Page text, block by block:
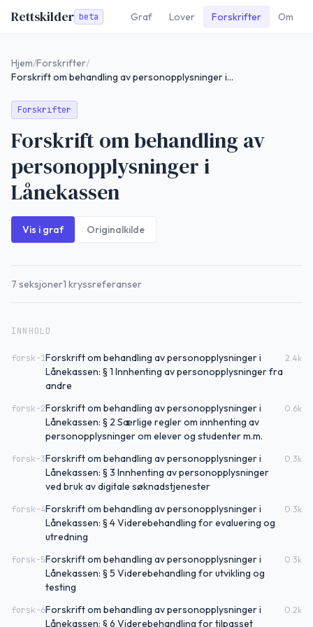
Rettskilder beta Graf Lover Forskrifter Om
Hjem/Forskrifter/
Forskrift om behandling av personopplysninger i Lånekassen
Forskrifter
Forskrift om behandling av
personopplysninger i
Lånekassen
Vis i graf Originalkilde
7 seksjoner1 kryssreferanser
INNHOLD
forsk-1Forskrift om behandling av personopplysninger i
Lånekassen: § 1 Innhenting av personopplysninger fra
andre
2.4k
forsk-2Forskrift om behandling av personopplysninger i
Lånekassen: § 2 Særlige regler om innhenting av
personopplysninger om elever og studenter m.m.
0.6k
forsk-3Forskrift om behandling av personopplysninger i
Lånekassen: § 3 Innhenting av personopplysninger
ved bruk av digitale søknadstjenester
0.3k
forsk-4Forskrift om behandling av personopplysninger i
Lånekassen: § 4 Viderebehandling for evaluering og
utredning
0.3k
forsk-5Forskrift om behandling av personopplysninger i
Lånekassen: § 5 Viderebehandling for utvikling og
testing
0.3k
forsk-6Forskrift om behandling av personopplysninger i
Lånekassen: § 6 Viderebehandling for tilpasset
0.2k